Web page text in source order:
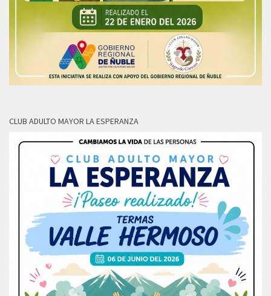
CLUB ADULTO MAYOR LA ESPERANZA